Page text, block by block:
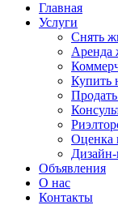
Главная
Услуги
Снять
Аренда
Купить
Оценка
Объявления
О нас
Контакты